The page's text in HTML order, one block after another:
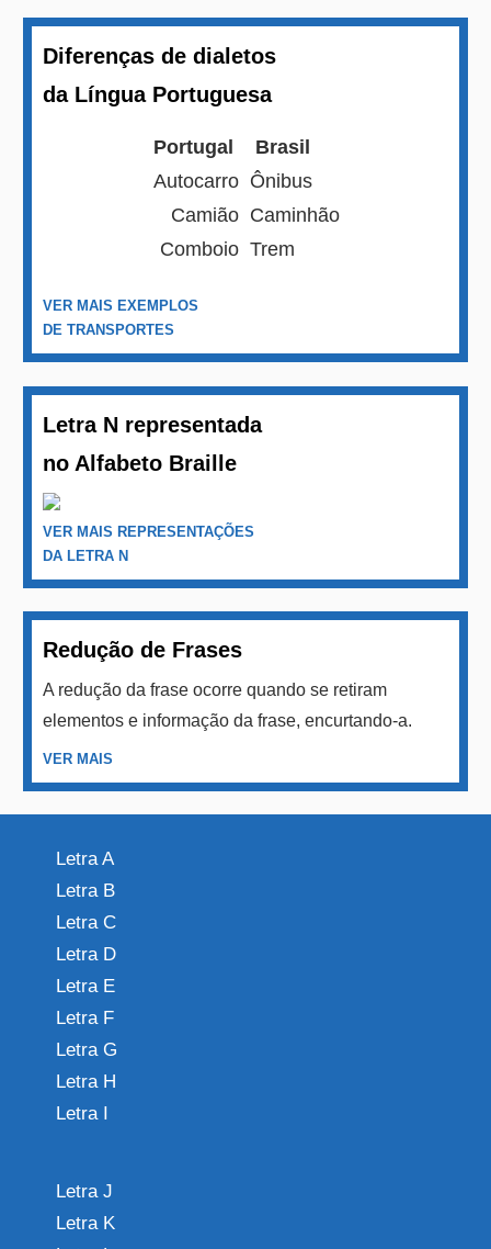
Diferenças de dialetos
da Língua Portuguesa
Portugal
Brasil
Autocarro Ônibus
Camião Caminhão
Comboio Trem
VER MAIS EXEMPLOS
DE TRANSPORTES
Letra N representada
no Alfabeto Braille
VER MAIS REPRESENTAÇÕES
DA LETRA N
Redução de Frases
A redução da frase ocorre quando se retiram
elementos e informação da frase, encurtando-a.
VER MAIS
Letra A
Letra B
Letra C
Letra D
Letra E
Letra F
Letra G
Letra H
Letra I
Letra J
Letra K